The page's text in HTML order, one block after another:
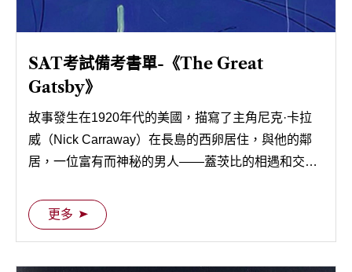
SAT考試備考書單-《The Great
Gatsby》
故事發生在1920年代的美國，描寫了主角尼克·卡拉
威（Nick Carraway）在長島的西卵居住，與他的鄰
居，一位富有而神秘的男人——蓋茨比的相遇和交
更多